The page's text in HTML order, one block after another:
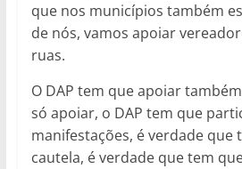
que nos municípios também
de nós, vamos apoiar
ruas.
O DAP tem que apoiar
só apoiar, o DAP tem que
manifestações, é verdade que
cautela, é verdade que tem